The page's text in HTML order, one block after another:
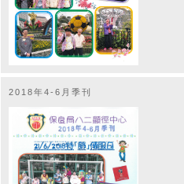
2018年4-6月季刊